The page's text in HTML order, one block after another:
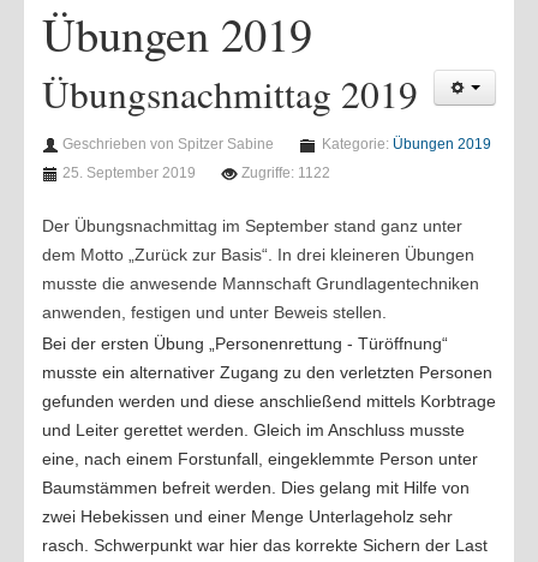
Aktivitäten 2021
Aktivitäten 2020
Aktivitäten 2019
Aktivitäten 2018
Aktivitäten 2016
Übungen 2021
Übungen 2020
Übungen 2019
Übungen 2018
Übungen 2016
EINSÄTZE
Übungen 2019
Übungsnachmittag 2019
Geschrieben von Spitzer Sabine Kategorie: Übungen 2019
25. September 2019
Zugriffe: 1122
Der Übungsnachmittag im September stand ganz unter
dem Motto „Zurück zur Basis“. In drei kleineren Übungen
musste die anwesende Mannschaft Grundlagentechniken
anwenden, festigen und unter Beweis stellen.
Bei der ersten Übung „Personenrettung - Türöffnung“
musste ein alternativer Zugang zu den verletzten Personen
gefunden werden und diese anschließend mittels Korbtrage
und Leiter gerettet werden. Gleich im Anschluss musste
eine, nach einem Forstunfall, eingeklemmte Person unter
Baumstämmen befreit werden. Dies gelang mit Hilfe von
zwei Hebekissen und einer Menge Unterlageholz sehr
rasch. Schwerpunkt war hier das korrekte Sichern der Last